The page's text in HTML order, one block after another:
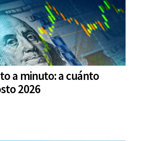
a minuto: a cuánto
2026